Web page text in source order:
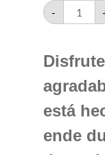
-
está
ende